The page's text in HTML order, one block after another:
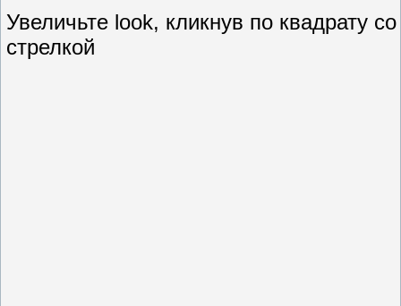
Увеличьте look, кликнув по квадрату со
стрелкой